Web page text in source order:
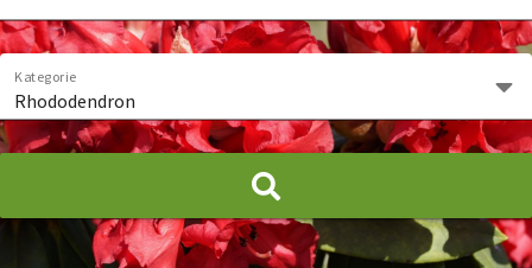
Kategorie
Rhododendron